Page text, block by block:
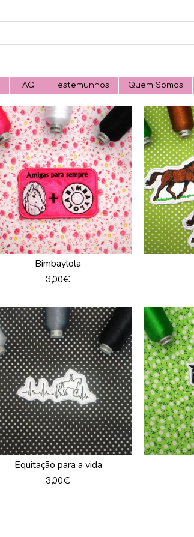
FAQ Testemunhos Quem Somos
Bimbaylola
3,00€
Equitação para a vida
3,00€